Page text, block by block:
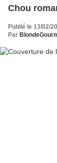
Chou
Publié le 13/02/
Par